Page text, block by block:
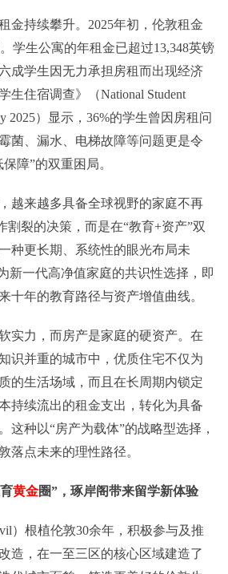
金持续攀升。2025年初，伦敦租金
学生公寓的年租金已超过13,348英镑
成学生因无力承担房租而出现经济
生住宿调查》（National Student
2025）显示，36%的学生曾因房租问
菌、漏水、电梯故障等问题更是令
障”的双重困局。
越来越多具备全球视野的家庭不再
割裂的决策，而是在“教育+资产”双
种更长期、系统性的眼光布局未
新一代高净值家庭的共识性选择，即
十年的教育路径与资产增值曲线。
实力，而房产是家庭的硬资产。在
识并重的城市中，优质住宅不仅为
的生活场域，而且在长周期内锁定
持续流出的租金支出，转化为具备
这种以“房产为载体”的战略型选择，
落点未来的理性路径。
黄金圈”， 琢岸阁带来留学新体验
）根植伦敦30余年，积极参与及推
造，在一至三区的核心区域建造了